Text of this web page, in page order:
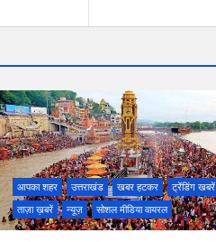
आपका शहर उत्तराखंड खबर हटकर
ट्रेंडिंग खबरें
ताज़ा ख़बरें
न्यूज़ सोशल मीडिया वायरल